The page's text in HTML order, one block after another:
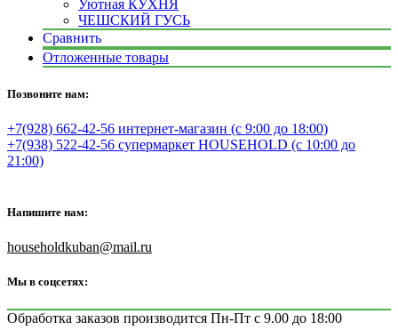
Уютная КУХНЯ
ЧЕШСКИЙ ГУСЬ
Сравнить
Отложенные товары
Позвоните нам:
+7(928) 662-42-56 интернет-магазин (с 9:00 до 18:00)
+7(938) 522-42-56 супермаркет HOUSEHOLD (с 10:00 до
21:00)
Напишите нам:
householdkuban@mail.ru
Мы в соцсетях:
Обработка заказов производится Пн-Пт с 9.00 до 18:00